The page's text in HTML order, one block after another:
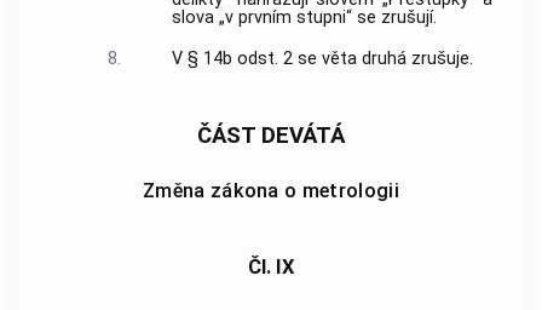
slova „v prvním stupni“ se zrušují.
8.
V § 14b odst. 2 se věta druhá zrušuje.
ČÁST DEVÁTÁ
Změna zákona o metrologii
Čl. IX